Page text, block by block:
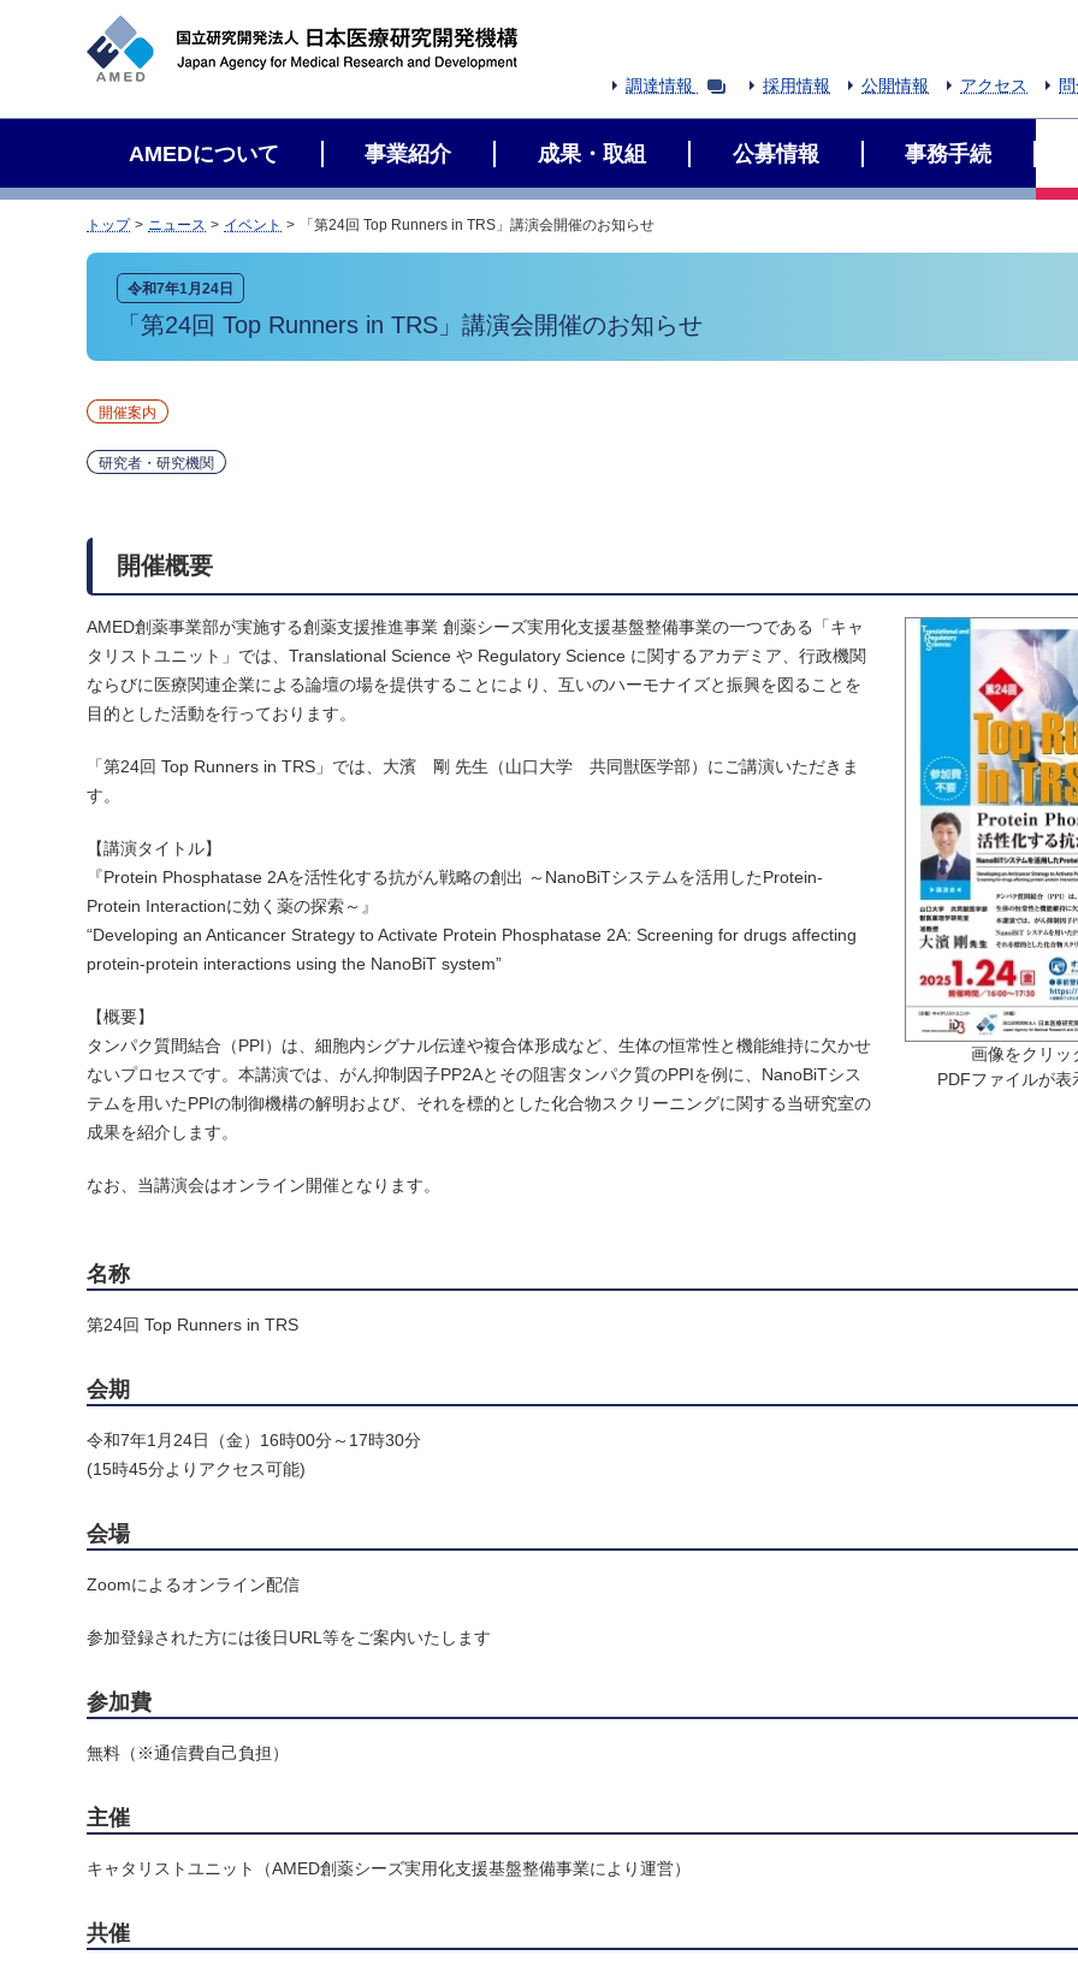
調達情報 採用情報 公開情報 アクセス
AMEDについて 事業紹介 成果・取組 公募情報 事務手続
トップ ニュース イベント 「第24回 Top Runners in TRS」講演会開催のお知らせ
令和7年1月24日
「第24回 Top Runners in TRS」講演会開催のお知らせ
開催案内
研究者・研究機関
開催概要
AMED創薬事業部が実施する創薬支援推進事業 創薬シーズ実用化支援基盤整備事業の一つである「キャ
タリストユニット」では、Translational Science や Regulatory Science に関するアカデミア、行政機関
ならびに医療関連企業による論壇の場を提供することにより、互いのハーモナイズと振興を図ることを
目的とした活動を行っております。
「第24回 Top Runners in TRS」では、大濱 剛 先生（山口大学 共同獣医学部）にご講演いただきま
す。
【講演タイトル】
『Protein Phosphatase 2Aを活性化する抗がん戦略の創出 ～NanoBiTシステムを活用したProtein-
Protein Interactionに効く薬の探索～』
“Developing an Anticancer Strategy to Activate Protein Phosphatase 2A: Screening for drugs affecting
protein-protein interactions using the NanoBiT system”
【概要】
タンパク質間結合（PPI）は、細胞内シグナル伝達や複合体形成など、生体の恒常性と機能維持に欠かせ
ないプロセスです。本講演では、がん抑制因子PP2Aとその阻害タンパク質のPPIを例に、NanoBiTシス
テムを用いたPPIの制御機構の解明および、それを標的とした化合物スクリーニングに関する当研究室の
成果を紹介します。
なお、当講演会はオンライン開催となります。
画像をクリッ
PDFファイルが表
名称
第24回 Top Runners in TRS
会期
令和7年1月24日（金）16時00分～17時30分
(15時45分よりアクセス可能)
会場
Zoomによるオンライン配信
参加登録された方には後日URL等をご案内いたします
参加費
無料（※通信費自己負担）
主催
キャタリストユニット（AMED創薬シーズ実用化支援基盤整備事業により運営）
共催